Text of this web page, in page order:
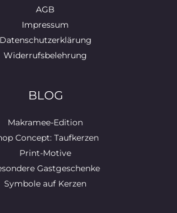
AGB
Impressum
Datenschutzerklärung
Widerrufsbelehrung
BLOG
Makramee-Edition
Concept: Taufkerzen
Print-Motive
Gastgeschenke
Symbole auf Kerzen